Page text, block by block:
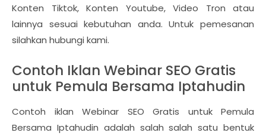
Konten Tiktok, Konten Youtube, Video Tron atau
lainnya sesuai kebutuhan anda. Untuk pemesanan
silahkan hubungi kami.
Contoh Iklan Webinar SEO Gratis
untuk Pemula Bersama Iptahudin
Contoh iklan Webinar SEO Gratis untuk Pemula
Bersama Iptahudin adalah salah salah satu bentuk